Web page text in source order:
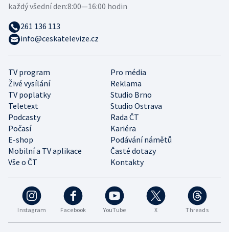
Instagram Facebook YouTube X Threads
TV program
Pro média
Živé vysílání
Reklama
TV poplatky
Studio Brno
Teletext
Studio Ostrava
Podcasty
Rada ČT
Počasí
Kariéra
E-shop
Podávání námětů
Mobilní a TV aplikace
Časté dotazy
Vše o ČT
Kontakty
každý všední den:8:00—16:00 hodin
261 136 113
info@ceskatelevize.cz